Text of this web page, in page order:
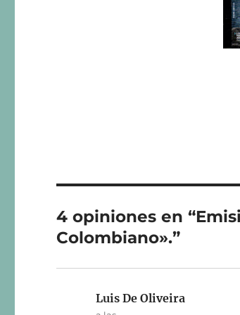
4 opiniones en
Colombiano».”
Luis De Oliveira